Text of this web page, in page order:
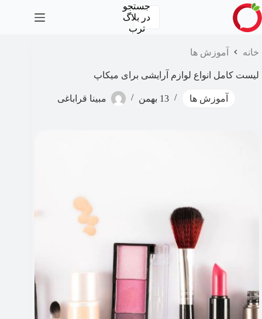
پرش
به
محتوا
جستجو
در بلاگ
ترب
خانه آموزش ها
لیست کامل انواع لوازم آرایشی برای میکاپ
آموزش ها 13 بهمن مبینا قراباغی